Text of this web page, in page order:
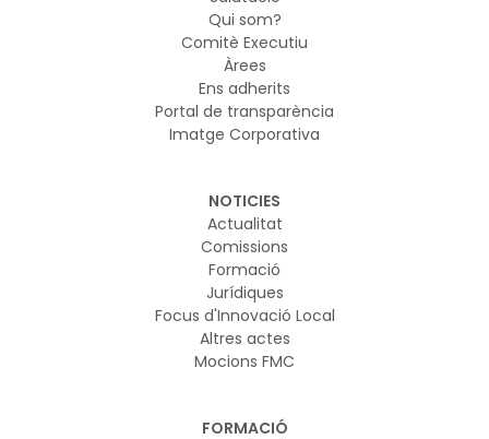
Qui som?
Comitè Executiu
Àrees
Ens adherits
Portal de transparència
Imatge Corporativa
NOTICIES
Actualitat
Comissions
Formació
Jurídiques
Focus d'Innovació Local
Altres actes
Mocions FMC
FORMACIÓ